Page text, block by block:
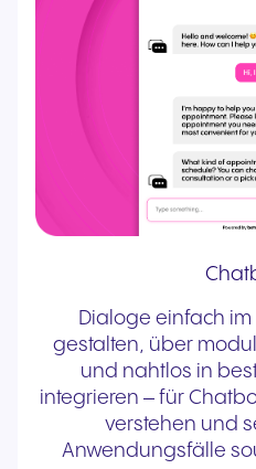
Dialoge einfach
gestalten, über
und nahtlos in
integrieren – für
verstehen und
Anwendungsfälle